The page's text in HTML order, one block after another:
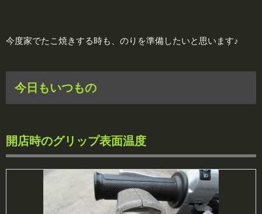
今度家でたこ焼きする時も、のりを準備したいと思います♪
今日もいつもの
開店時のグリップ表面温度